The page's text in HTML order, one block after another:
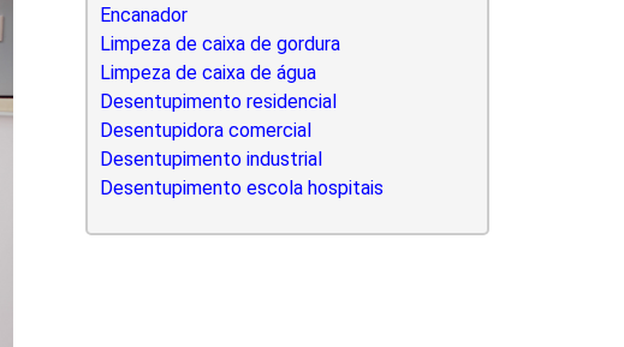
Encanador
Limpeza de caixa de gordura
Limpeza de caixa de água
Desentupimento residencial
Desentupidora comercial
Desentupimento industrial
Desentupimento escola hospitais